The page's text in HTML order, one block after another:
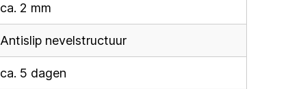
ca. 2 mm
Antislip nevelstructuur
ca. 5 dagen